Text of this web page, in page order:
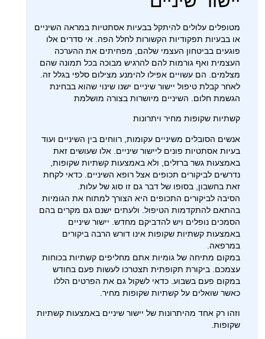
מטופלים עלולים להיתקל בבעיות אסתטיות במראה השיניים
או בבעיות תפקודיות הקשורות לחלל הפה. אי סדרים אלו
פוגעים בביטחון העצמי שלהם, מפחיתים את ההערכה
העצמית ואף גורמות להם להרגיש מבוכה בכל תמונה שהם
מצלמים. הם עשויים אפילו להימנע מצילום סלפי בגלל זה.
לאחר קבלת טיפול יישור שיניים ישנו שינוי שהוא בבחינת
הגשמת חלום. השיניים מיושרות בצורה מושלמת
קשתיות שקופות מחיר ויתרונות
אנשים הסובלים משיניים עקומות, רווחים בין השיניים ועוד
בעיות אסתטיות פונים ליישור שיניים. אלו שעושים זאת
באמצעות גשר ברזלים, ולא באמצעות קשתיות שקופות,
נדרשים לביקורים תכופים אצל רופא השיניים. כדאי לקחת
זאת בחשבון, בסופו של דבר גם זו סוג של עלות.
הסיבה לביקורים התכופים היא הצורך למתוח את הגומיות
בהתאם להתקדמות הטיפול. ולעתים ישנם גם מקרים בהם
הסמכים נופלים ויש להדביקם מחדש. יישור שיניים
באמצעות קשתיות שקופות אינו דורש הרבה ביקורים
במרפאה.
במקום מתיחה של גומיות אתם מחליפים קשתיות בכוחות
עצמכם. ביקורת תקופתית תצטרכו לעשות פעם בחודש
במקום פעם בשבוע. כדאי לשקול גם את הפרטים הללו
כאשר שואלים על קשתיות שקופות מחיר.
וזהו רק אחד מהיתרונות של יישור שיניים באמצעות קשתיות
שקופות.